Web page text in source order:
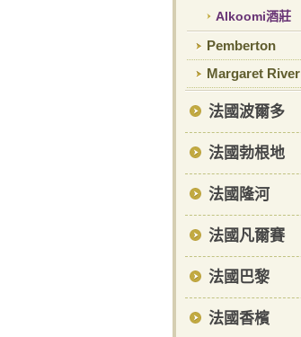
Alkoomi酒莊
Pemberton
Margaret River
法國波爾多
法國勃根地
法國隆河
法國凡爾賽
法國巴黎
法國香檳